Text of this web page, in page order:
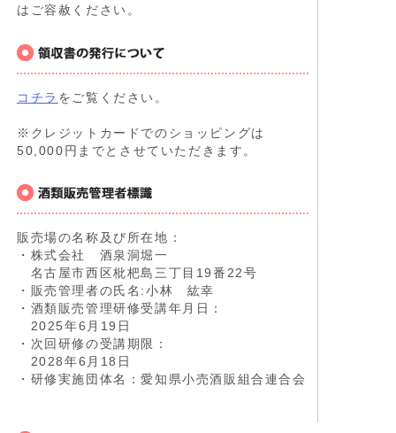
はご容赦ください。
コチラ をご覧ください。
※クレジットカードでのショッピングは
50,000円までとさせていただきます。
販売場の名称及び所在地：
・株式会社 酒泉洞堀一
名古屋市西区枇杷島三丁目19番22号
・販売管理者の氏名:小林 紘幸
・酒類販売管理研修受講年月日：
2025年6月19日
・次回研修の受講期限：
2028年6月18日
・研修実施団体名：愛知県小売酒販組合連合会